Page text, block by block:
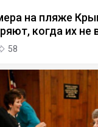
на пляже
когда их не
58